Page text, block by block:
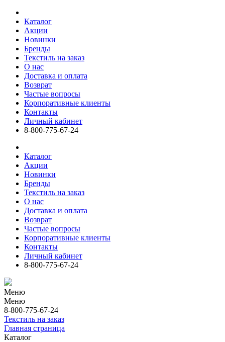
Каталог
Акции
Новинки
Бренды
Текстиль на заказ
О нас
Доставка и оплата
Возврат
Частые вопросы
Корпоративные клиенты
Контакты
Личный кабинет
8-800-775-67-24
Каталог
Акции
Новинки
Бренды
Текстиль на заказ
О нас
Доставка и оплата
Возврат
Частые вопросы
Корпоративные клиенты
Контакты
Личный кабинет
8-800-775-67-24
Меню
Меню
8-800-775-67-24
Текстиль на заказ
Главная страница
Каталог